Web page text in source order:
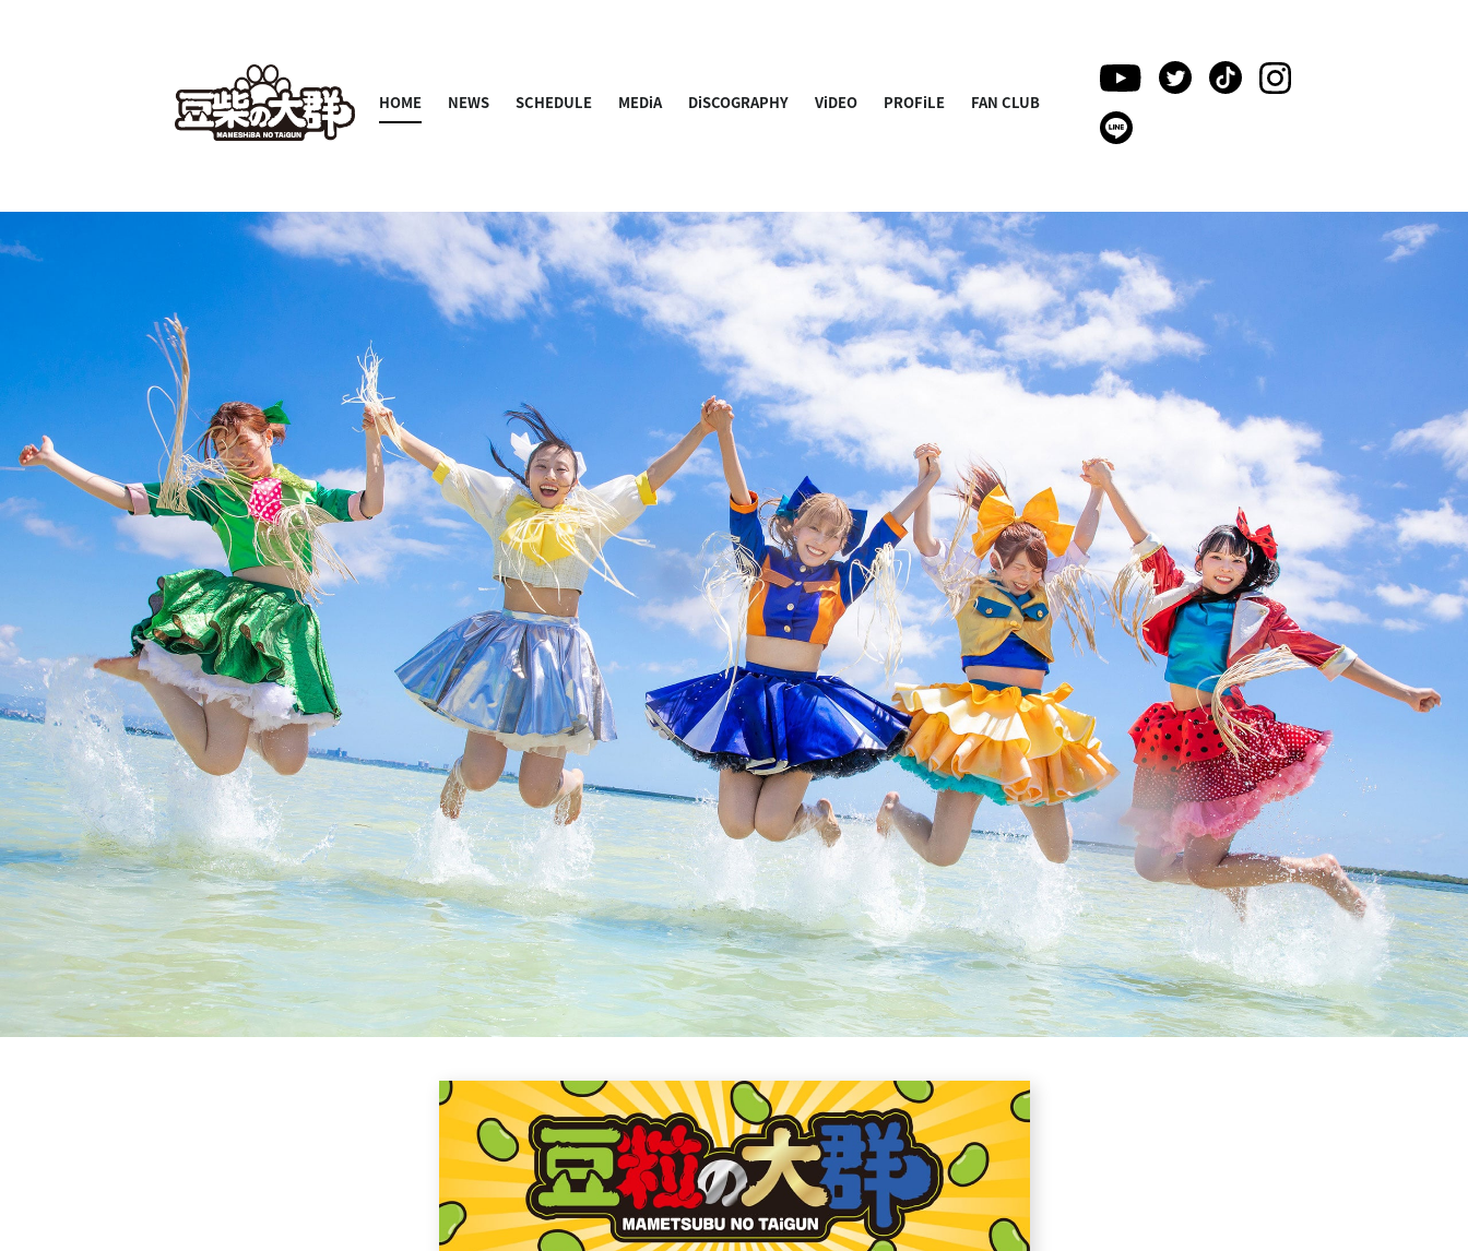
HOME NEWS SCHEDULE MEDiA DiSCOGRAPHY ViDEO PROFiLE FAN CLUB